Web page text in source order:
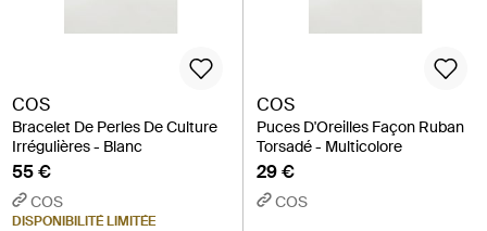
COS
Bracelet De Perles De Culture
Irrégulières - Blanc
55 €
COS
DISPONIBILITÉ LIMITÉE
COS
Puces D'Oreilles Façon Ruban
Torsadé - Multicolore
29 €
COS